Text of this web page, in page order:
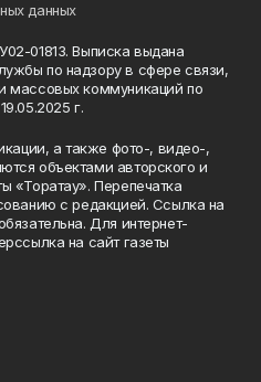
данных
01813. Выписка выдана
по надзору в сфере связи,
массовых коммуникаций по
г.
а также фото-, видео-,
объектами авторского и
«Торатау». Перепечатка
с редакцией. Ссылка на
Для интернет-
на сайт газеты